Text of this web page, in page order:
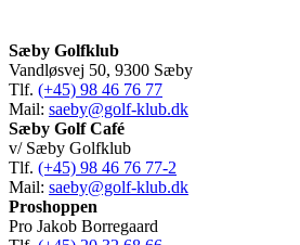
Sæby Golfklub
Vandløsvej 50, 9300 Sæby
Tlf. (+45) 98 46 76 77
Mail: saeby@golf-klub.dk
Sæby Golf Café
v/ Sæby Golfklub
Tlf. (+45) 98 46 76 77-2
Mail: saeby@golf-klub.dk
Proshoppen
Pro Jakob Borregaard